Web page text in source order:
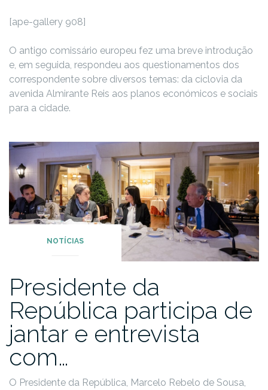
[ape-gallery 908]
O antigo comissário europeu fez uma breve introdução
e, em seguida, respondeu aos questionamentos dos
correspondente sobre diversos temas: da ciclovia da
avenida Almirante Reis aos planos económicos e sociais
para a cidade.
NOTÍCIAS
Presidente da
República participa de
jantar e entrevista
com…
O Presidente da República, Marcelo Rebelo de Sousa,